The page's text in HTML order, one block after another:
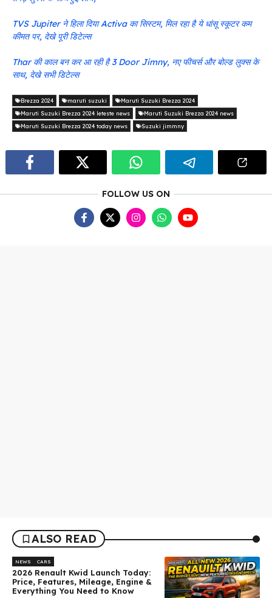
TVS Jupiter ने हिला दिया Activa का सिस्टम, मिल रहा है ये धांसू स्कूटर कम
कीमत पर, देखे पूरी डिटेल्स
Thar की काल बन कर आ रही है 3 Door Jimny, नए फीचर्स और बोल्ड लुक्स के
साथ, देखे सभी डिटेल्स
Brezza 2024 maruti suzuki
Maruti Suzuki Brezza 2024
Maruti Suzuki Brezza 2024 leteste news
Maruti Suzuki Brezza 2024 news
Maruti Suzuki Brezza 2024 today news
Suzuki jimmny
FOLLOW US ON
ALSO READ
NEWS CARS
2026 Renault Kwid Launch Today:
Price, Features, Mileage, Engine &
Everything You Need to Know